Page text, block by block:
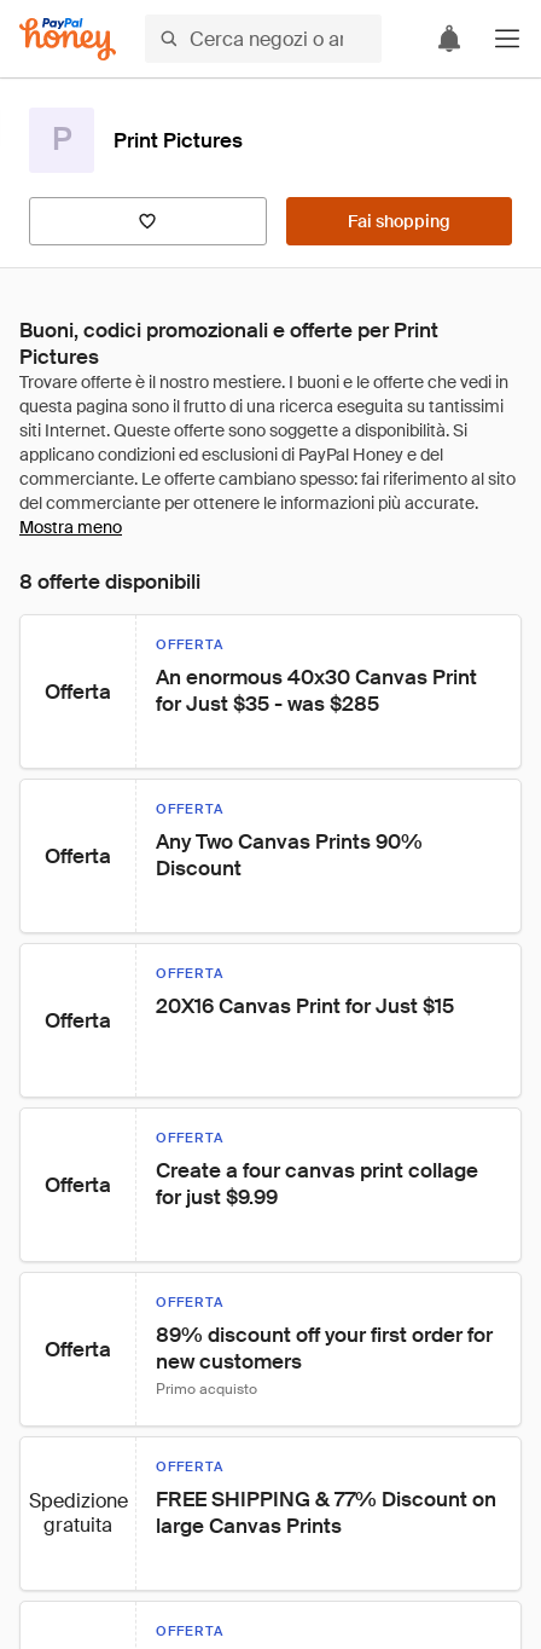
P Print Pictures
Fai shopping
Buoni, codici promozionali e offerte per Print
Pictures
Mostra meno
8 offerte disponibili
Offerta
OFFERTA
An enormous 40x30 Canvas Print
for Just $35 - was $285
Offerta
OFFERTA
Any Two Canvas Prints 90%
Discount
Offerta
OFFERTA
20X16 Canvas Print for Just $15
Offerta
OFFERTA
Create a four canvas print collage
for just $9.99
Offerta
OFFERTA
89% discount off your first order for
new customers
Primo acquisto
Spedizione
gratuita
OFFERTA
FREE SHIPPING & 77% Discount on
large Canvas Prints
OFFERTA